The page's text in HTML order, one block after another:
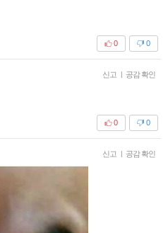
0
0
신고 | 공감 확인
0
0
신고 | 공감 확인